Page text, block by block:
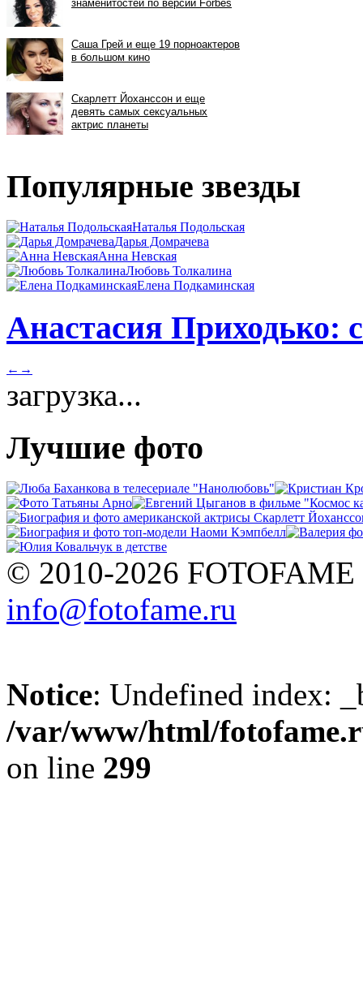
Популярные звезды
Наталья Подольская
Дарья Домрачева
Анна Невская
Любовь Толкалина
Елена Подкаминская
Анастасия Приходько:
← →
загрузка...
Лучшие фото
© 2010-2026 FOTOFAME
info@fotofame.ru
Notice: Undefined index:
/var/www/html/
on line 299